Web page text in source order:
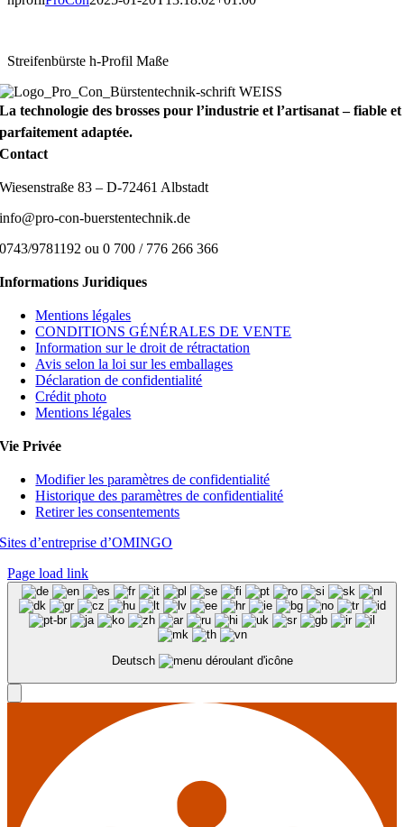
Streifenbürste h-Profil Maße
La technologie des brosses pour l’industrie et l’artisanat – fiable et
parfaitement adaptée.
Contact
Wiesenstraße 83 – D-72461 Albstadt
info@pro-con-buerstentechnik.de
0743/9781192 ou 0 700 / 776 266 366
Informations Juridiques
Mentions légales
CONDITIONS GÉNÉRALES DE VENTE
Information sur le droit de rétractation
Avis selon la loi sur les emballages
Déclaration de confidentialité
Crédit photo
Mentions légales
Vie Privée
Modifier les paramètres de confidentialité
Historique des paramètres de confidentialité
Retirer les consentements
Sites d’entreprise d’OMINGO
Page load link
Deutsch